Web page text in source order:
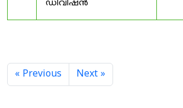
ഡിവിഷൻ
« Previous Next »